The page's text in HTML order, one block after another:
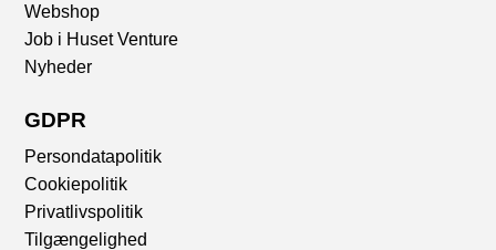
Webshop
Job i Huset Venture
Nyheder
GDPR
Persondatapolitik
Cookiepolitik
Privatlivspolitik
Tilgængelighed